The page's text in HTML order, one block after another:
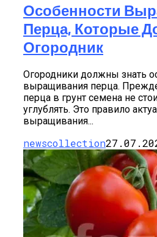
Особенности
Перца, Которые
Огородник
Огородники должны знать
выращивания перца.
перца в грунт семена не
углублять. Это правило
выращивания...
newscollection